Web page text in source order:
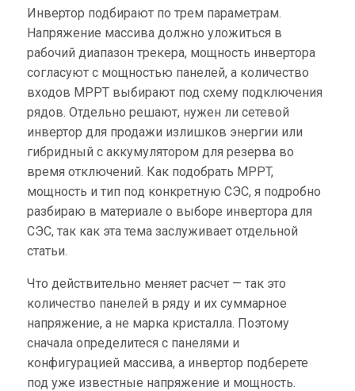
Инвертор подбирают по трем параметрам.
Напряжение массива должно уложиться в
рабочий диапазон трекера, мощность инвертора
согласуют с мощностью панелей, а количество
входов MPPT выбирают под схему подключения
рядов. Отдельно решают, нужен ли сетевой
инвертор для продажи излишков энергии или
гибридный с аккумулятором для резерва во
время отключений. Как подобрать MPPT,
мощность и тип под конкретную СЭС, я подробно
разбираю в материале о выборе инвертора для
СЭС, так как эта тема заслуживает отдельной
статьи.
Что действительно меняет расчет — так это
количество панелей в ряду и их суммарное
напряжение, а не марка кристалла. Поэтому
сначала определитеся с панелями и
конфигурацией массива, а инвертор подберете
под уже известные напряжение и мощность.